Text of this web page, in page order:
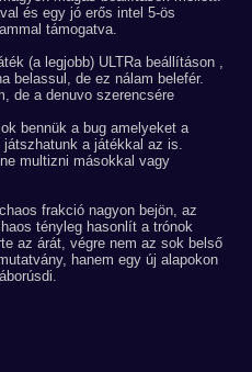
és egy jó erős intel 5-ös
támogatva.
(a legjobb) ULTRa beállításon ,
belassul, de ez nálam belefér.
de a denuvo szerencsére
bennük a bug amelyeket a
a játékkal az is.
multizni másokkal vagy
frakció nagyon bejön, az
tényleg hasonlít a trónok
az árát, végre nem az sok belső
hanem egy új alapokon